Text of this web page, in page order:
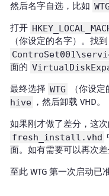
然后名字自选，比如 WTG
打开
（你设定的名字）。找到
面的
最终选择 WTG （你设
hive ，然后卸载 VHD。
如果刚才做了差分，这
fresh_install.vhd
面。如有需要可以再次差
至此 WTG 第一次启动已